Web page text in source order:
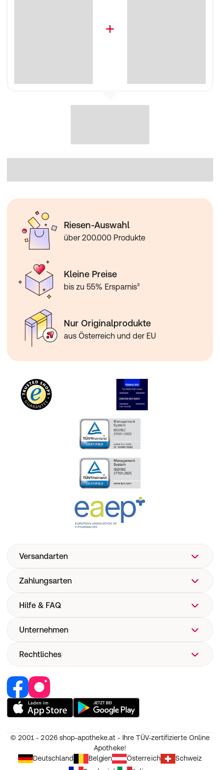
Riesen-Auswahl
über 200.000 Produkte
Kleine Preise
bis zu 55% Ersparnis³
Nur Originalprodukte
aus Österreich und der EU
Versandarten
Zahlungsarten
Hilfe & FAQ
FAQ
Versand
Medizinproduktesicherheit
Unternehmen
Über uns
Corporate Website
Retail Media
Jobs & Karriere
Partner werden
Rechtliches
Vertrag widerrufen
Nutzung und Haftung
AGB
Erklärung zur Barrierefreiheit
© 2001 - 2026 shop-apotheke.at - Ihre TÜV-zertifizierte Online
Apotheke!
Deutschland
Belgien Österreich
Schweiz